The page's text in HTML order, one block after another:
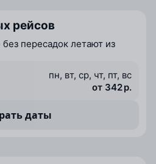
рейсов
пересадок летают из
пн, вт, ср, чт, пт, вс
от 342 р.
даты